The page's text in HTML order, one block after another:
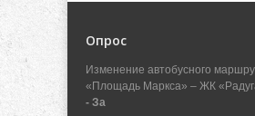
Опрос
Изменение автобусного
«Площадь Маркса» – ЖК
- За